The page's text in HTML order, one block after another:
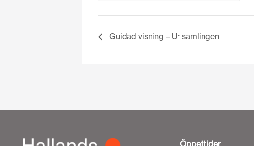
Guidad visning – Ur samlingen
Öppettider